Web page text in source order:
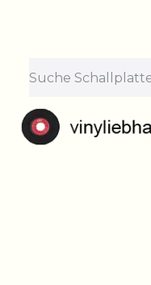
Bestellungen
der Versand